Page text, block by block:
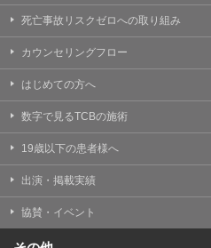
死亡事故リスクゼロへの取り組み
カウンセリングフロー
はじめての方へ
数字で見るTCBの施術
19歳以下の患者様へ
出演・掲載実績
協賛・イベント